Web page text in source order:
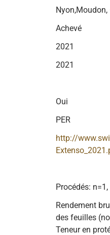
Nyon,Moudon,
Achevé
2021
2021
Oui
PER
http://
Procédés:
Rendement
des feuilles
Teneur en